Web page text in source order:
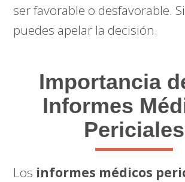
ser favorable o desfavorable.
puedes apelar la decisión.
Importancia
Informes
Periciales
Los informes médicos